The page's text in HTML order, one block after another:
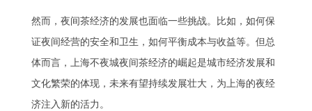
然而，夜间茶经济的发展也面临一些挑战。比如，如何保
证夜间经营的安全和卫生，如何平衡成本与收益等。但总
体而言，上海不夜城夜间茶经济的崛起是城市经济发展和
文化繁荣的体现，未来有望持续发展壮大，为上海的夜经
济注入新的活力。